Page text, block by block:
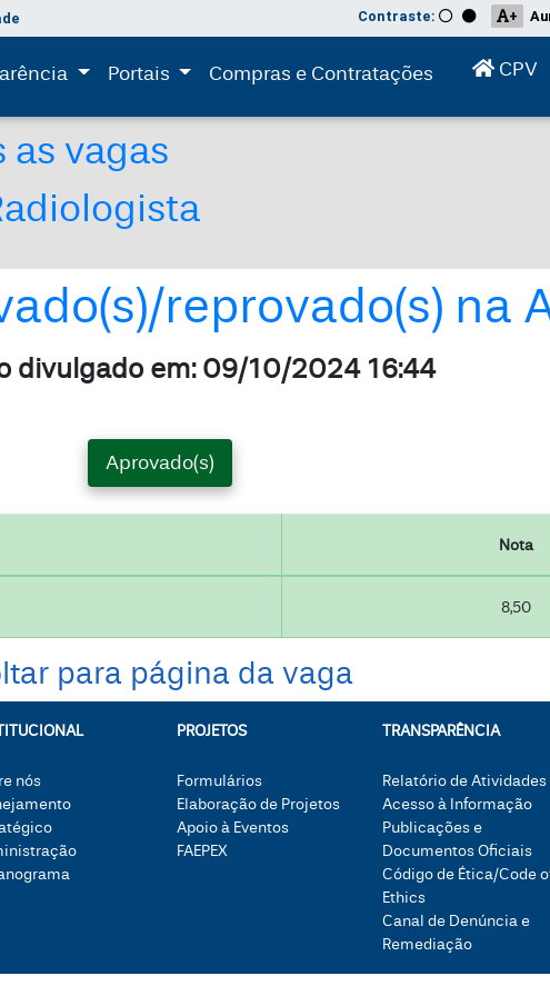
Contraste: +
(current)
Portais (current)
Compras e Contratações CPV
as vagas
reprovado(s) na
divulgado em: 09/10/2024 16:44
Aprovado(s)
Nota
8,50
para página da vaga
nós
PROJETOS
Formulários
Elaboração de Projetos
Apoio à Eventos
FAEPEX
TRANSPARÊNCIA
Relatório de Atividades
Acesso à Informação
Publicações e
Documentos Oficiais
Código de Ética/Code
Ethics
Canal de Denúncia e
Remediação